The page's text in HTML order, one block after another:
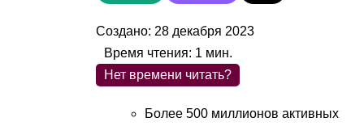
Создано: 28 декабря 2023
Нет времени читать?
Время чтения: 1 мин.
Более 500 миллионов активных